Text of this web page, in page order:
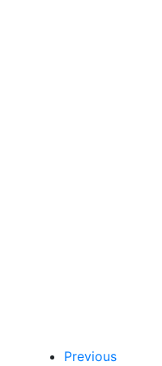
Previous